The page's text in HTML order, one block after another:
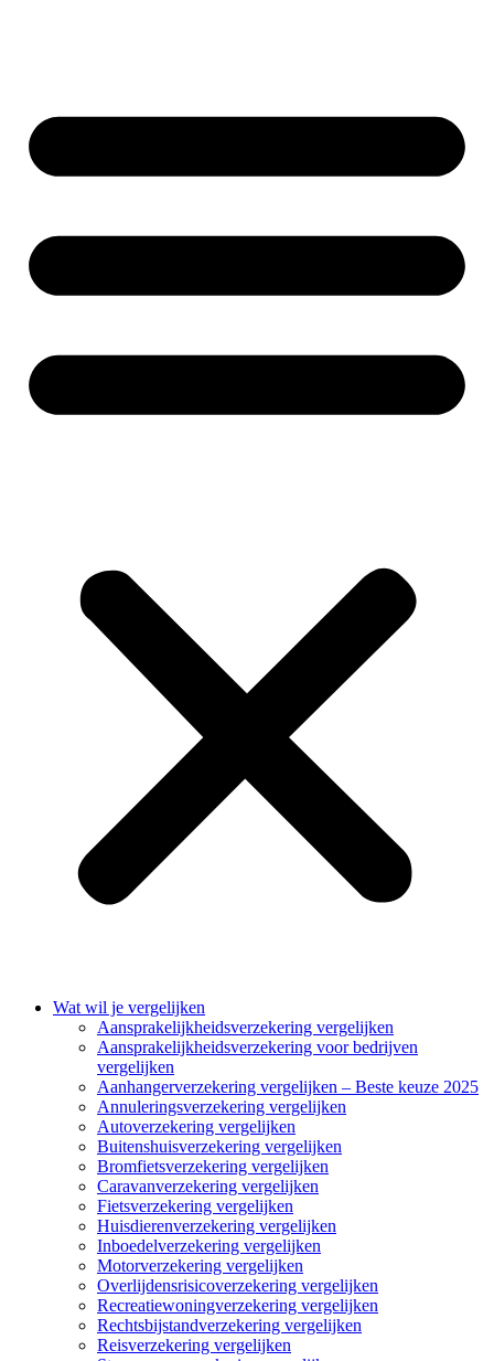
Wat wil je vergelijken
Aansprakelijkheidsverzekering vergelijken
Aansprakelijkheidsverzekering voor bedrijven
vergelijken
Aanhangerverzekering vergelijken – Beste keuze 2025
Annuleringsverzekering vergelijken
Autoverzekering vergelijken
Buitenshuisverzekering vergelijken
Bromfietsverzekering vergelijken
Caravanverzekering vergelijken
Fietsverzekering vergelijken
Huisdierenverzekering vergelijken
Inboedelverzekering vergelijken
Motorverzekering vergelijken
Overlijdensrisicoverzekering vergelijken
Recreatiewoningverzekering vergelijken
Rechtsbijstandverzekering vergelijken
Reisverzekering vergelijken